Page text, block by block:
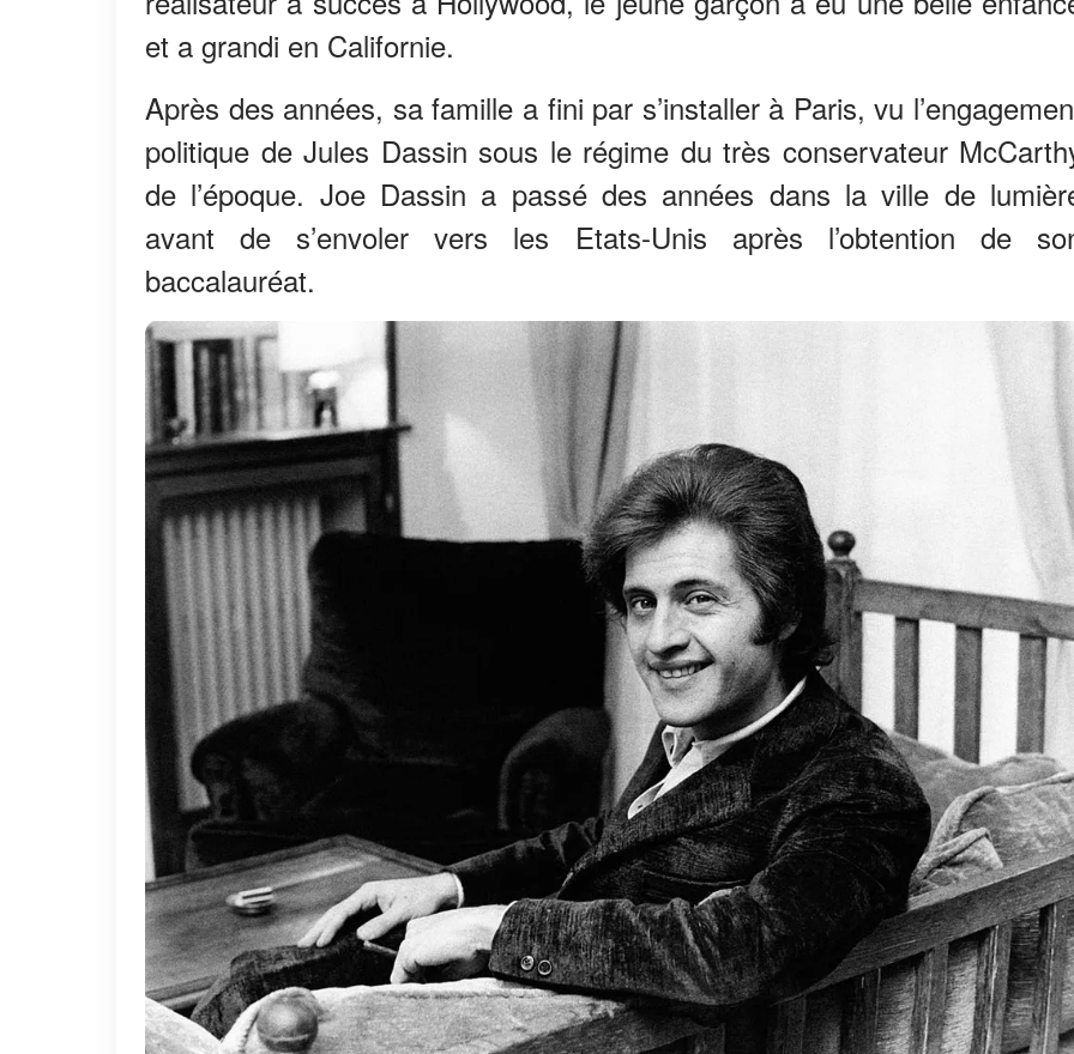
et a grandi en Californie.
Après des années, sa famille a fini par s’installer à Paris, vu
politique de Jules Dassin sous le régime du très conservateur
de l’époque. Joe Dassin a passé des années dans la ville de
avant de s’envoler vers les Etats-Unis après l’obtention de
baccalauréat.